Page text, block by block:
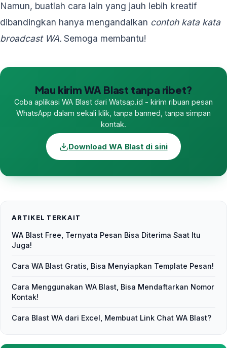
Namun, buatlah cara lain yang jauh lebih kreatif
dibandingkan hanya mengandalkan contoh kata kata
broadcast WA. Semoga membantu!
Mau kirim WA Blast tanpa ribet?
Coba aplikasi WA Blast dari Watsap.id - kirim ribuan pesan
WhatsApp dalam sekali klik, tanpa banned, tanpa simpan
kontak.
Download WA Blast di sini
ARTIKEL TERKAIT
WA Blast Free, Ternyata Pesan Bisa Diterima Saat Itu
Juga!
Cara WA Blast Gratis, Bisa Menyiapkan Template Pesan!
Cara Menggunakan WA Blast, Bisa Mendaftarkan Nomor
Kontak!
Cara Blast WA dari Excel, Membuat Link Chat WA Blast?